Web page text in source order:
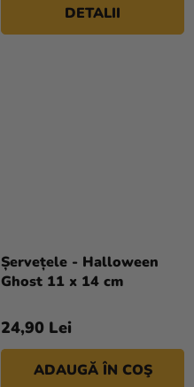
DETALII
Șervețele - Halloween
Ghost 11 x 14 cm
24,90 Lei
ADAUGĂ ÎN COŞ